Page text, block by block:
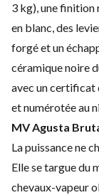
3 kg), une finition
en blanc, des
forgé et un
céramique noire
avec un certificat
et numérotée au
MV Agusta
La puissance ne
Elle se targue du
chevaux-vapeur